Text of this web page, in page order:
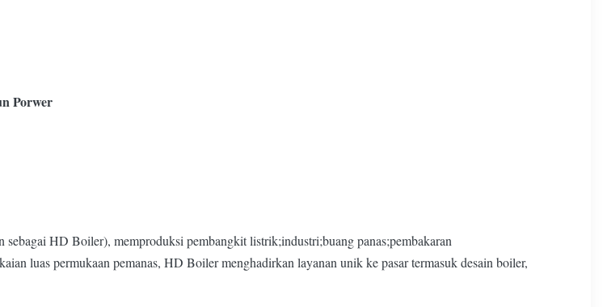
Porwer
HD Boiler), memproduksi pembangkit listrik;industri;buang panas;pembakaran
luas permukaan pemanas, HD Boiler menghadirkan layanan unik ke pasar termasuk desain boiler,